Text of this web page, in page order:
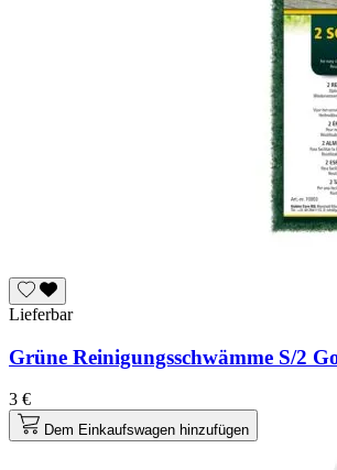
Lieferbar
Grüne Reinigungsschwämme S/2
3 €
Dem Einkaufswagen hinzufügen